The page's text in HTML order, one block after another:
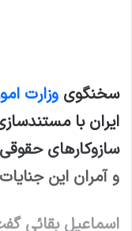
سخنگوی وزارت
ایران با
سازوکارهای
و آمران این
اسماعیل بقائی